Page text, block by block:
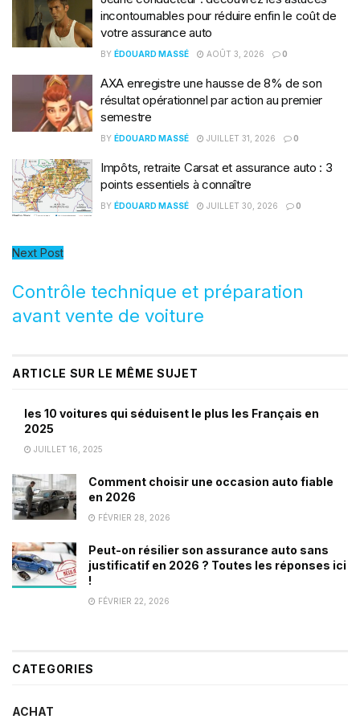
incontournables pour réduire enfin le coût de
votre assurance auto
BY ÉDOUARD MASSÉ AOÛT 3, 2026 0
AXA enregistre une hausse de 8% de son
résultat opérationnel par action au premier
semestre
BY ÉDOUARD MASSÉ JUILLET 31, 2026 0
Impôts, retraite Carsat et assurance auto : 3
points essentiels à connaître
BY ÉDOUARD MASSÉ JUILLET 30, 2026 0
Next Post
Contrôle technique et préparation
avant vente de voiture
ARTICLE SUR LE MÊME SUJET
les 10 voitures qui séduisent le plus les Français en
2025
JUILLET 16, 2025
Comment choisir une occasion auto fiable
en 2026
FÉVRIER 28, 2026
Peut-on résilier son assurance auto sans
justificatif en 2026 ? Toutes les réponses ici
!
FÉVRIER 22, 2026
CATEGORIES
ACHAT